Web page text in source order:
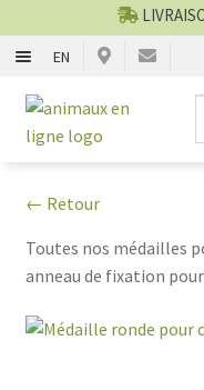
EN
Aller
à
Aller
au
CHIENS
SERVICES
← Retour
Toutes nos médailles
anneau de fixation
personnalisation que